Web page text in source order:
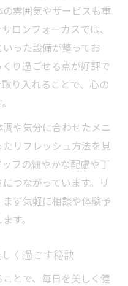
雰囲気やサービスも重
ロンフォーカスでは、
った設備が整ってお
り過ごせる点が好評で
り入れることで、心の
や気分に合わせたメニ
リフレッシュ方法を見
フの細やかな配慮や丁
つながっています。リ
ず気軽に相談や体験予
す。
く過ごす秘訣
とで、毎日を美しく健